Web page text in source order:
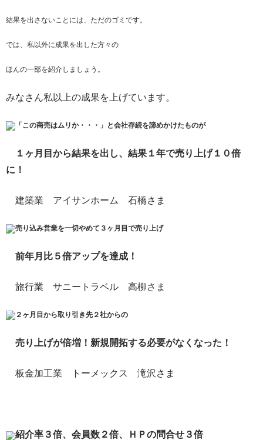
結果を出さないことには、ただのゴミです。
では、私以外に成果を出した方々の
ほんの一部を紹介しましょう。
みなさん私以上の成果を上げています。
「この商売はムリか・・・」と会社存続を諦めかけたものが
１ヶ月目から結果を出し、結果１年で売り上げ１０倍
に！
建築業 アイサンホーム 石橋さま
売り込み営業を一切やめて３ヶ月目で売り上げ
前年月比５倍アップを達成！
旅行業 サニートラベル 高柳さま
２ヶ月目から取り引き先２社からの
売り上げが倍増！新規開拓する必要がなくなった！
板金加工業 トーメックス 滝沢さま
紹介率３倍、会員数２倍、ＨＰの問合せ３倍